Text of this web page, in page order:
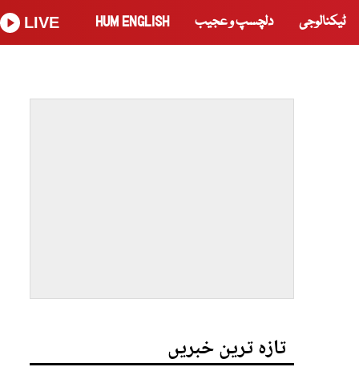
ٹیکنالوجی دلچسپ و عجیب HUM ENGLISH
LIVE
تازہ ترین خبریں